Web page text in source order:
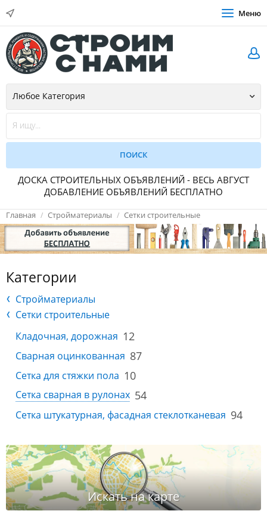
Меню
ДОСКА СТРОИТЕЛЬНЫХ ОБЪЯВЛЕНИЙ - ВЕСЬ АВГУСТ
ДОБАВЛЕНИЕ ОБЪЯВЛЕНИЙ БЕСПЛАТНО
Главная Стройматериалы Сетки строительные
Категории
Стройматериалы
Сетки строительные
Кладочная, дорожная 12
Сварная оцинкованная 87
Сетка для стяжки пола 10
Сетка сварная в рулонах 54
Сетка штукатурная, фасадная стеклотканевая 94